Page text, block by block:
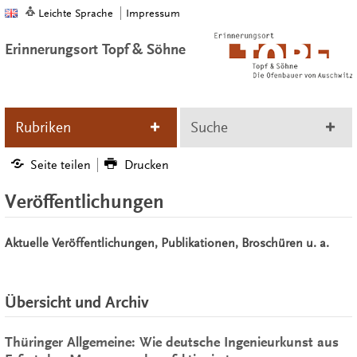
Leichte Sprache Impressum
Erinnerungsort Topf & Söhne
Rubriken Suche
Seite teilen Drucken
Veröffentlichungen
Aktuelle Veröffentlichungen, Publikationen, Broschüren u. a.
Übersicht und Archiv
Thüringer Allgemeine: Wie deutsche Ingenieurkunst aus